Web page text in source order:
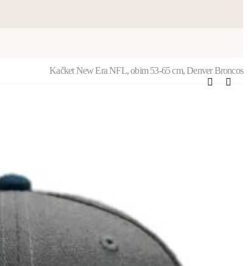
Kačket New Era NFL, obim 53-65 cm, Denver Broncos